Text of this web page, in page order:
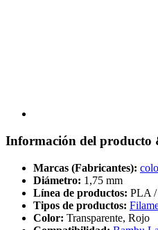
Información del producto
Marcas (Fabricantes):
Diámetro: 1,75 mm
Línea de productos: PLA
Tipos de productos:
Color: Transparente, Rojo